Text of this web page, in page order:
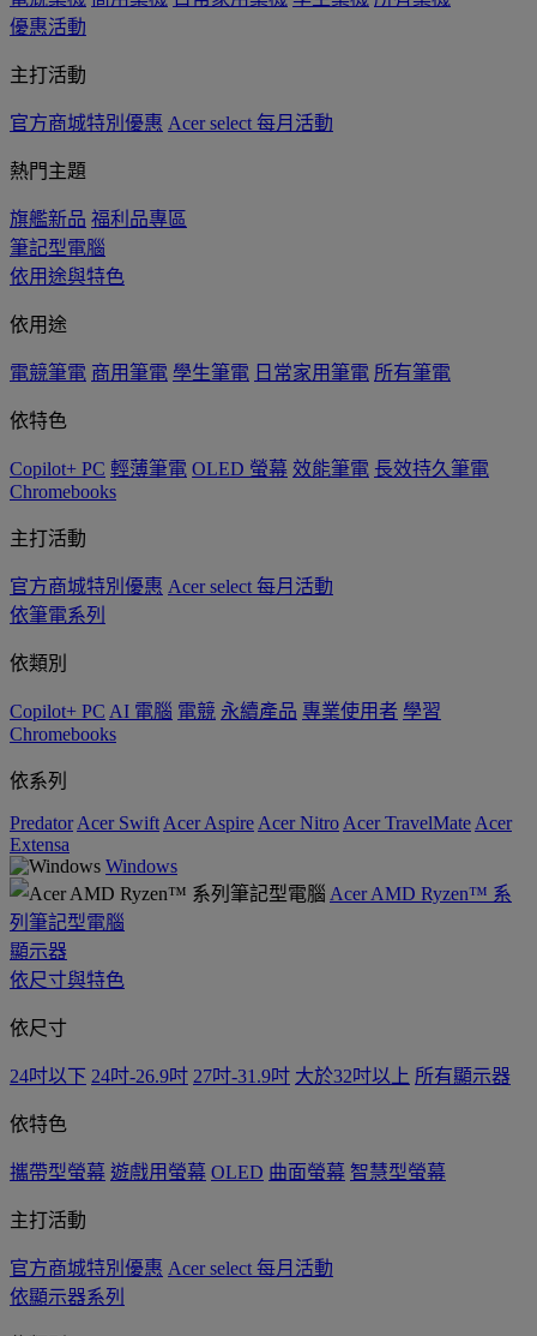
優惠活動
主打活動
官方商城特別優惠 Acer select 每月活動
熱門主題
旗艦新品 福利品專區
筆記型電腦
依用途與特色
依用途
電競筆電 商用筆電 學生筆電 日常家用筆電 所有筆電
依特色
Copilot+ PC 輕薄筆電 OLED 螢幕 效能筆電 長效持久筆電
Chromebooks
主打活動
官方商城特別優惠 Acer select 每月活動
依筆電系列
依類別
Copilot+ PC AI 電腦 電競 永續產品 專業使用者 學習
Chromebooks
依系列
Predator Acer Swift Acer Aspire Acer Nitro Acer TravelMate Acer
Extensa
Windows
Acer AMD Ryzen™ 系
列筆記型電腦
顯示器
依尺寸與特色
依尺寸
24吋以下 24吋-26.9吋 27吋-31.9吋 大於32吋以上 所有顯示器
依特色
攜帶型螢幕 遊戲用螢幕 OLED 曲面螢幕 智慧型螢幕
主打活動
官方商城特別優惠 Acer select 每月活動
依顯示器系列